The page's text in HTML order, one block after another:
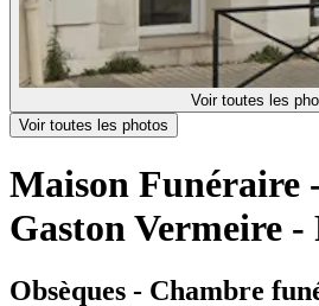
Voir toutes les
Voir toutes les photos
Maison Funéraire
Gaston Vermeire -
Obsèques - Chambre